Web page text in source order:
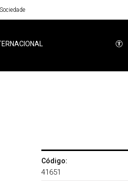
Sociedade
Código:
41651